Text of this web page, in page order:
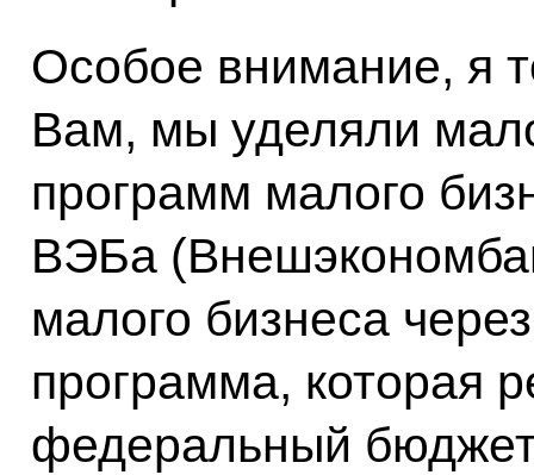
Особое внимание, я
Вам, мы уделяли
программ малого
ВЭБа
малого бизнеса
программа, которая
федеральный